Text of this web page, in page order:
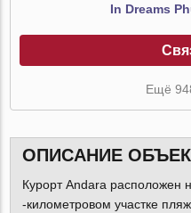
In Dreams
Ещё
ОПИСАНИЕ
Курорт Andara расположен
-километровом участке